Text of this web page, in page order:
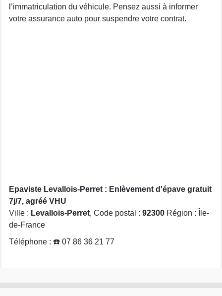
l’immatriculation du véhicule. Pensez aussi à informer
votre assurance auto pour suspendre votre contrat.
Epaviste Levallois-Perret : Enlèvement d'épave gratuit
7j/7, agréé VHU
Ville : Levallois-Perret, Code postal : 92300 Région : Île-
de-France
Téléphone : ☎️ 07 86 36 21 77